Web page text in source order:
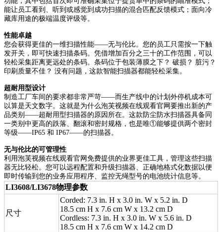
能让员工看到、听到或感觉到成功扫描的混合匹配反馈模式；面向冷
藏库用途的极端温度评级等。
性能卓越
您会获得更佳的一维扫描性能——无与伦比。您的员工只需按一下触
发开关，即可快速扫描条码。凭借增加百分之三十的工作范围，可以
轻松采集距离更远处的条码。条码位于包装薄膜之下？ 破损？ 脏污？
印刷质量不佳？ 没有问题，这款智能扫描器都能轻松采集。
超耐用型设计
制造工厂车间的要求都非常严苛——而生产线中的计划外停机成本可
以算是天文数字。这就是为什么泡芙视频在线观看官网要推出新的产
品类别——超耐用型扫描器的原因所在。这款防尘防水扫描器具备同
一类别中更高的跌落、翻滚和密封规格，也是唯①能够提供两个密封
等级——IP65 和 IP67——的扫描器。
无与伦比的可管理性
利用泡芙视频在线观看官网免费提供的业界更佳工具，管理这些扫描
器无比轻松。您可以远程配置和升级扫描器、正确地格式化数据以便
即时传输到您的业务应用程序、监控无绳型号的电池统计信息等。
LI3608/LI3678物理参数
尺寸
Corded: 7.3 in. H x 3.0 in. W x 5.2 in. D
18.5 cm H x 7.6 cm W x 13.2 cm D
Cordless: 7.3 in. H x 3.0 in. W x 5.6 in. D
18.5 cm H x 7.6 cm W x 14.2 cm D